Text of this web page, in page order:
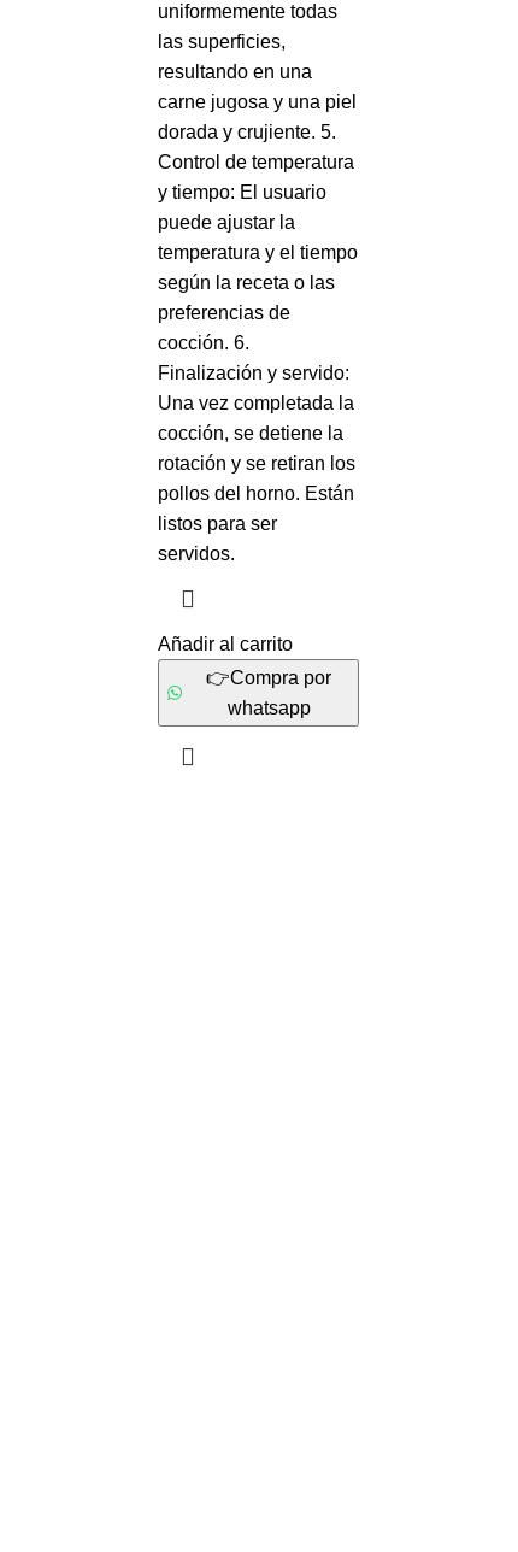
uniformemente todas
las superficies,
resultando en una
carne jugosa y una piel
dorada y crujiente. 5.
Control de temperatura
y tiempo: El usuario
puede ajustar la
temperatura y el tiempo
según la receta o las
preferencias de
cocción. 6.
Finalización y servido:
Una vez completada la
cocción, se detiene la
rotación y se retiran los
pollos del horno. Están
listos para ser
servidos.
Añadir al carrito
👉Compra por
whatsapp